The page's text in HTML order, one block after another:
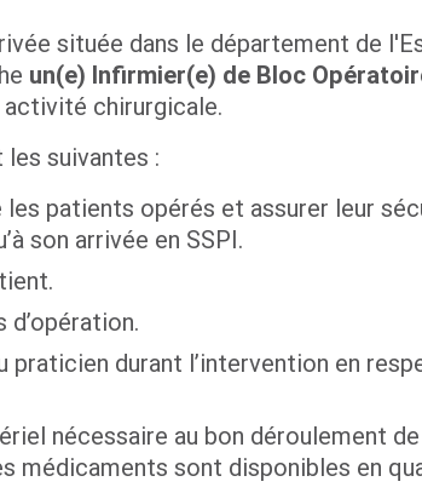
située dans le département de
un(e) Infirmier(e) de Bloc
chirurgicale.
suivantes :
patients opérés et assurer leur
son arrivée en SSPI.
praticien durant l’intervention en
nécessaire au bon déroulement de
médicaments sont disponibles en